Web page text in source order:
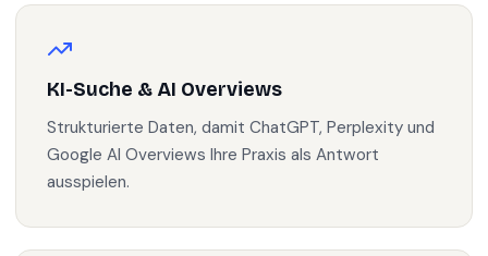
KI-Suche & AI Overviews
Strukturierte Daten, damit ChatGPT, Perplexity und
Google AI Overviews Ihre Praxis als Antwort
ausspielen.